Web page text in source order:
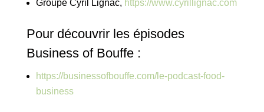
Groupe Cyril Lignac, https://www.cyrillignac.com
Pour découvrir les épisodes
Business of Bouffe :
https://businessofbouffe.com/le-podcast-food-
business